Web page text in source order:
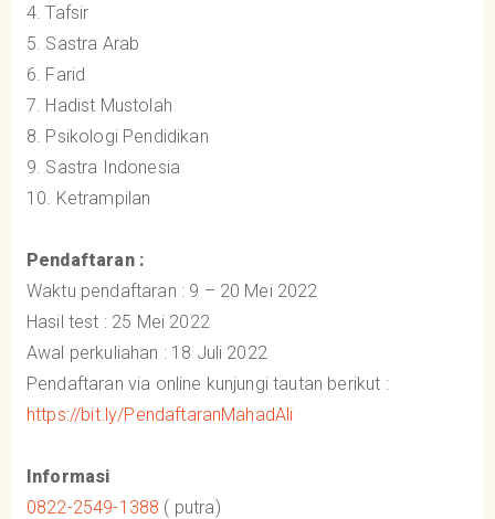
4. Tafsir
5. Sastra Arab
6. Farid
7. Hadist Mustolah
8. Psikologi Pendidikan
9. Sastra Indonesia
10. Ketrampilan
Pendaftaran :
Waktu pendaftaran : 9 – 20 Mei 2022
Hasil test : 25 Mei 2022
Awal perkuliahan : 18 Juli 2022
Pendaftaran via online kunjungi tautan berikut :
https://bit.ly/PendaftaranMahadAli
Informasi
0822-2549-1388 ( putra)